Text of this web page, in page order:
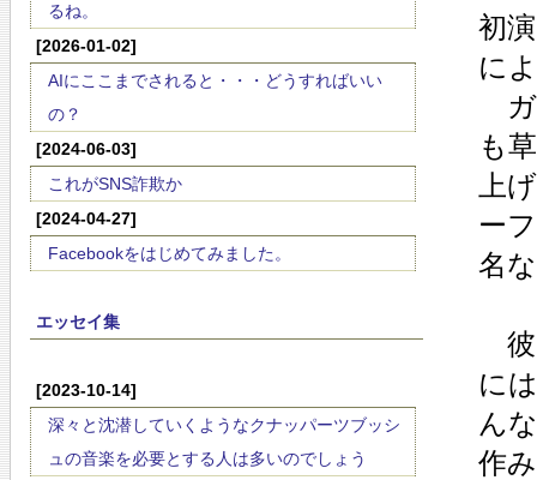
るね。
[2026-01-02]
AIにここまでされると・・・どうすればいい
の？
[2024-06-03]
これがSNS詐欺か
[2024-04-27]
Facebookをはじめてみました。
エッセイ集
[2023-10-14]
深々と沈潜していくようなクナッパーツブッシ
ュの音楽を必要とする人は多いのでしょう
初
に
ガ
も
上
ー
名
彼
に
ん
作